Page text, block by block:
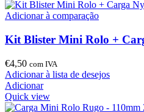
Adicionar à comparação
Kit Blister Mini Rolo +
€4,50 com IVA
Adicionar à lista de desejos
Adicionar
Quick view